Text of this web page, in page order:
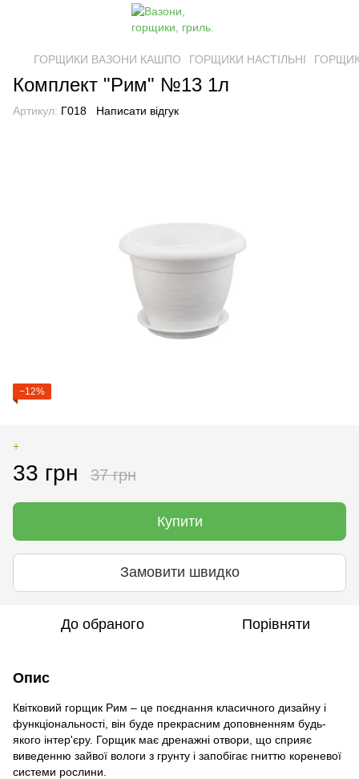
ГОРЩИКИ ВАЗОНИ КАШПО ГОРЩИКИ НАСТІЛЬНІ
Комплект "Рим" №13 1л
Артикул: Г018 Написати відгук
−12%
+
33 грн 37 грн
Купити
Замовити швидко
До обраного Порівняти
Опис
Квітковий горщик Рим – це поєднання класичного дизайну і
функціональності, він буде прекрасним доповненням будь-
якого інтер'єру. Горщик має дренажні отвори, що сприяє
виведенню зайвої вологи з грунту і запобігає гниттю кореневої
системи рослини.